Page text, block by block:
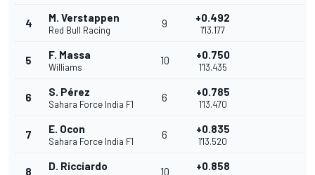
4 M. Verstappen
Red Bull Racing
9 +0.492
1'13.177
5 F. Massa
Williams
10 +0.750
1'13.435
6 S. Pérez
Sahara Force India F1
6 +0.785
1'13.470
7 E. Ocon
Sahara Force India F1
6 +0.835
1'13.520
8 D. Ricciardo 10 +0.858